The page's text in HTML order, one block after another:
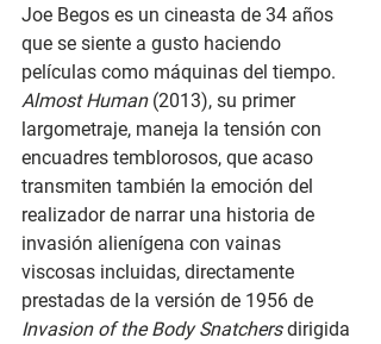
Joe Begos es un cineasta de 34 años
que se siente a gusto haciendo
películas como máquinas del tiempo.
Almost Human (2013), su primer
largometraje, maneja la tensión con
encuadres temblorosos, que acaso
transmiten también la emoción del
realizador de narrar una historia de
invasión alienígena con vainas
viscosas incluidas, directamente
prestadas de la versión de 1956 de
Invasion of the Body Snatchers dirigida